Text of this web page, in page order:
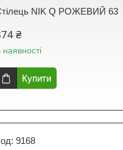
NIK Q РОЖЕВИЙ 63
₴
наявності
Купити
9168